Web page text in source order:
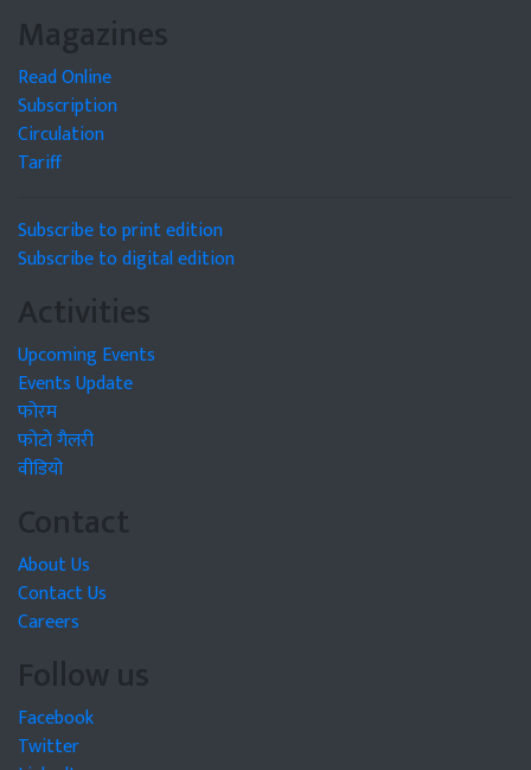
Magazines
Read Online
Subscription
Circulation
Tariff
Subscribe to print edition
Subscribe to digital edition
Activities
Upcoming Events
Events Update
फोरम
फोटो गैलरी
वीडियो
Contact
About Us
Contact Us
Careers
Follow us
Facebook
Twitter